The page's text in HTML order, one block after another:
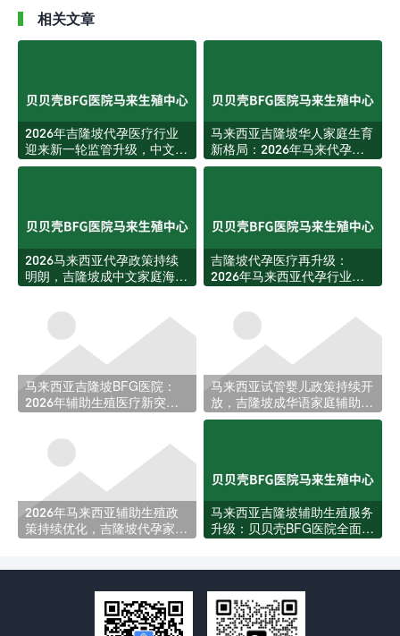
相关文章
2026年吉隆坡代孕医疗行业
迎来新一轮监管升级，中文家
庭获客环境更加透明规范
马来西亚吉隆坡华人家庭生育
新格局：2026年马来代孕服
务迎来结构性升级
2026马来西亚代孕政策持续
明朗，吉隆坡成中文家庭海外
吉隆坡代孕医疗再升级：
2026年马来西亚代孕行业迎
马来西亚吉隆坡BFG医院：
2026年辅助生殖医疗新突
马来西亚试管婴儿政策持续开
放，吉隆坡成华语家庭辅助生
育新热土
2026年马来西亚辅助生殖政
策持续优化，吉隆坡代孕家庭
马来西亚吉隆坡辅助生殖服务
升级：贝贝壳BFG医院全面回